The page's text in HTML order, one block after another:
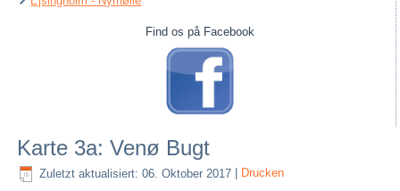
Find os på Facebook
Karte 3a: Venø Bugt
Zuletzt aktualisiert: 06. Oktober 2017 Drucken